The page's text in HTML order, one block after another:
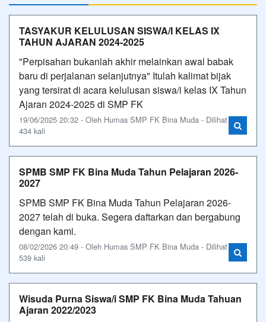
TASYAKUR KELULUSAN SISWA/I KELAS IX
TAHUN AJARAN 2024-2025
"Perpisahan bukanlah akhir melainkan awal babak
baru di perjalanan selanjutnya" Itulah kalimat bijak
yang tersirat di acara kelulusan siswa/i kelas IX Tahun
Ajaran 2024-2025 di SMP FK
19/06/2025 20:32 - Oleh Humas SMP FK Bina Muda - Dilihat
434 kali
SPMB SMP FK Bina Muda Tahun Pelajaran 2026-
2027
SPMB SMP FK Bina Muda Tahun Pelajaran 2026-
2027 telah di buka. Segera daftarkan dan bergabung
dengan kami.
08/02/2026 20:49 - Oleh Humas SMP FK Bina Muda - Dilihat
539 kali
Wisuda Purna Siswa/i SMP FK Bina Muda Tahuan
Ajaran 2022/2023